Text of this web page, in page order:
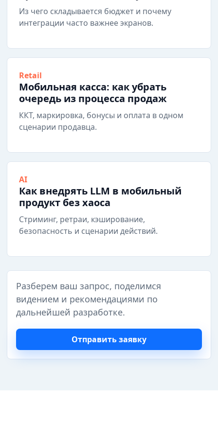
Из чего складывается бюджет и почему
интеграции часто важнее экранов.
Retail
Мобильная касса: как убрать
очередь из процесса продаж
ККТ, маркировка, бонусы и оплата в одном
сценарии продавца.
AI
Как внедрять LLM в мобильный
продукт без хаоса
Стриминг, ретраи, кэширование,
безопасность и сценарии действий.
Разберем ваш запрос, поделимся
видением и рекомендациями по
дальнейшей разработке.
Отправить заявку